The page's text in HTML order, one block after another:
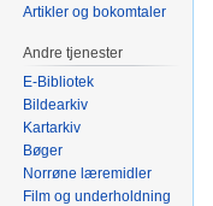
Artikler og bokomtaler
Andre tjenester
E-Bibliotek
Bildearkiv
Kartarkiv
Bøger
Norrøne læremidler
Film og underholdning